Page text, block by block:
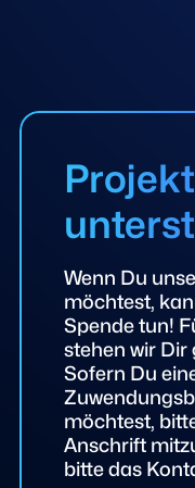
Projekt
Wenn Du
möchtest,
Spende tun!
stehen wir Dir
Sofern Du
möchtest,
Anschrift
bitte das